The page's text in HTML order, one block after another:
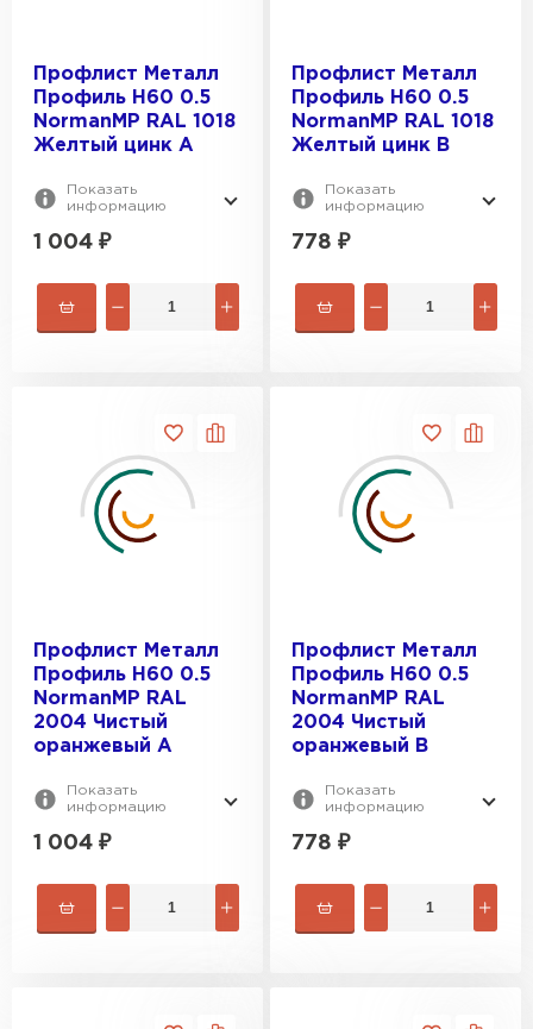
Профлист Металл
Профиль Н60 0.5
NormanMP RAL 1018
Желтый цинк A
Показать
информацию
1 004 ₽
Профлист Металл
Профиль Н60 0.5
NormanMP RAL 1018
Желтый цинк B
Показать
информацию
778 ₽
Профлист Металл
Профиль Н60 0.5
NormanMP RAL
2004 Чистый
оранжевый A
Показать
информацию
1 004 ₽
Профлист Металл
Профиль Н60 0.5
NormanMP RAL
2004 Чистый
оранжевый B
Показать
информацию
778 ₽